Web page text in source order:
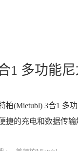
1 多功能
柏(Mietubl) 3合1 多
捷的充电和数据传输